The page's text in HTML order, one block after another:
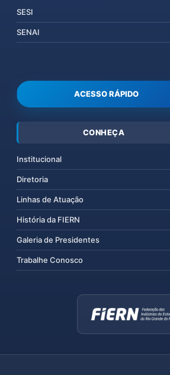
SESI
SENAI
ACESSO RÁPIDO
CONHEÇA
Institucional
Diretoria
Linhas de Atuação
História da FIERN
Galeria de Presidentes
Trabalhe Conosco